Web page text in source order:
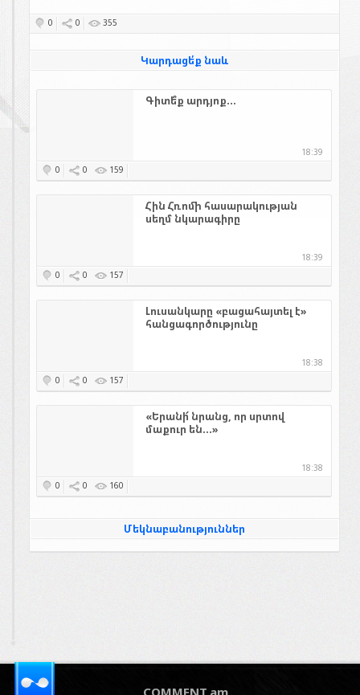
0 0 355
Կարդացե՛ք նաև
Գիտե՞ք արդյոք...
18:39
0
0 159
Հին Հռոմի հասարակության
սեղմ նկարագիրը
18:39
0
0 157
Լուսանկարը «բացահայտել է»
հանցագործությունը
18:38
0
0 157
«Երանի՜ նրանց, որ սրտով
մաքուր են...»
18:38
0
0 160
Մեկնաբանություններ
COMMENT.am